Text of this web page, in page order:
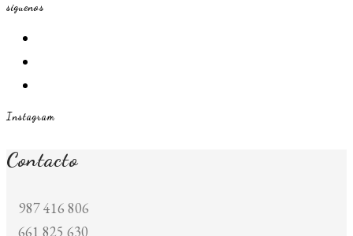
siguenos
pestaña
nueva
una
pestaña
Instagram
Contacto
987 416 806
661 825 630